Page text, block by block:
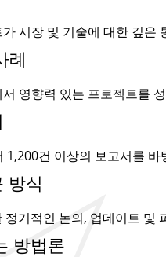
시장 및 기술에 대한 깊은
례
영향력 있는 프로젝트를
1,200건 이상의 보고서를 바
방식
정기적인 논의, 업데이트 및
방법론